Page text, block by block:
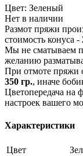
Цвет: Зеленый
Нет в наличии
Размот пряжи
стоимость конуса -
Мы не сматываем
желанию
При отмоте пряжи
350 гр., иначе
Цветопередача на
настроек вашего
Характеристики
Цвет